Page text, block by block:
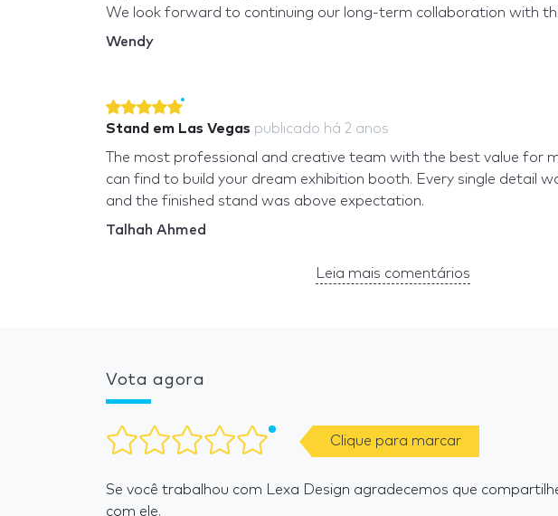
We look forward to continuing our long-term collaboration with
Wendy
Stand em Las Vegas publicado há 2 anos
The most professional and creative team with the best value for
can find to build your dream exhibition booth. Every single detail
and the finished stand was above expectation.
Talhah Ahmed
Leia mais comentários
Vota agora
Clique para marcar
Se você trabalhou com Lexa Design agradecemos que
com ele.